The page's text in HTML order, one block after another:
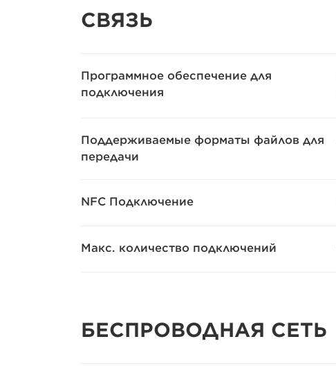
СВЯЗЬ
Программное обеспечение для
подключения
Поддерживаемые форматы файлов для
передачи
NFC Подключение
Макс. количество подключений
БЕСПРОВОДНАЯ СЕТЬ